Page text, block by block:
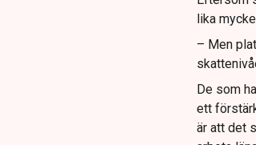
lika
– Men
De som
ett
är att det